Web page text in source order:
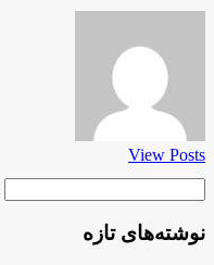
View Posts
نوشته‌های تازه